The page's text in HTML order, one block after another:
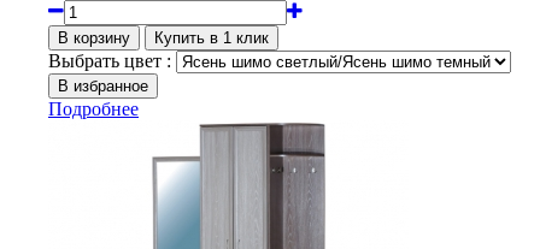
Выбрать цвет :
Подробнее